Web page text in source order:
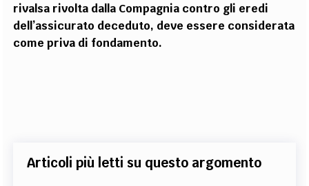
rivalsa rivolta dalla Compagnia contro gli eredi
dell’assicurato deceduto, deve essere considerata
come priva di fondamento.
Articoli più letti su questo argomento